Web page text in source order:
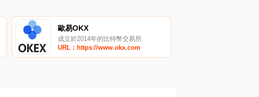
歐易OKX
成立於2014年的比特幣交易所
URL：https://www.okx.com